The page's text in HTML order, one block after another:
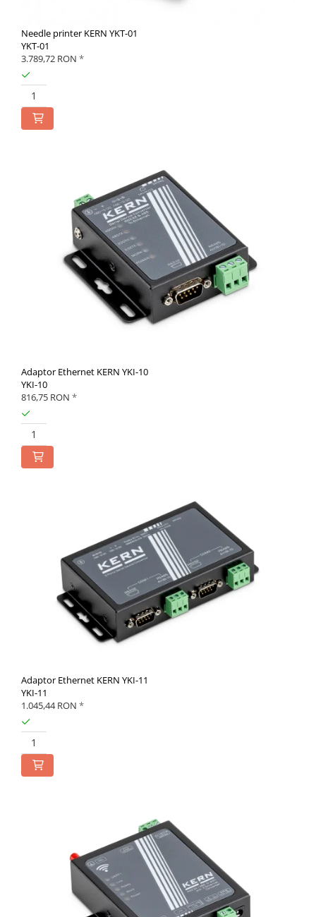
Needle printer KERN YKT-01
YKT-01
3.789,72 RON *
Adaptor Ethernet KERN YKI-10
YKI-10
816,75 RON *
Adaptor Ethernet KERN YKI-11
YKI-11
1.045,44 RON *